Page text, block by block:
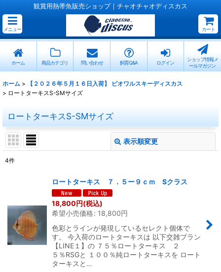
観賞用熱帯魚販売ショップ｜チャオチャオディスカス
メニュー カート
ホーム 商品カテゴリ 問い合わせ 飼育Q&A ログイン
ショップ情報メ
ールマガジン
ホーム >
【２０２６年５月１６日入荷】 ピオワルスキーディスカス
> ロートターキスS-SMサイズ
ロートターキスS-SMサイズ
表示順変更
4件
ロートターキス ７．５ー９ｃｍ Sクラス
18,800円(税込)
希望小売価格: 18,800円
色彩とラインが発現しているセレクト個体で
す。 今入荷のロートターキスは 以下交雑プラン
【LINE１】の ７５％ロートターキス ２
５％RSGと １００％純ロートターキスを ロート
ターキスと…